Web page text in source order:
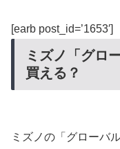
[earb post_id=’1653′]
ミズノ「グロ
買える？
ミズノの「グローバ